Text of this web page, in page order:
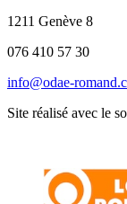
1211 Genève 8
076 410 57 30
info@odae-
Site réalisé avec le